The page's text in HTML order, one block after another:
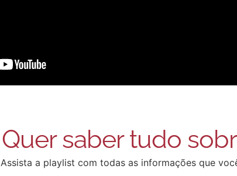
Quer saber tudo
Assista a playlist com todas as informações que